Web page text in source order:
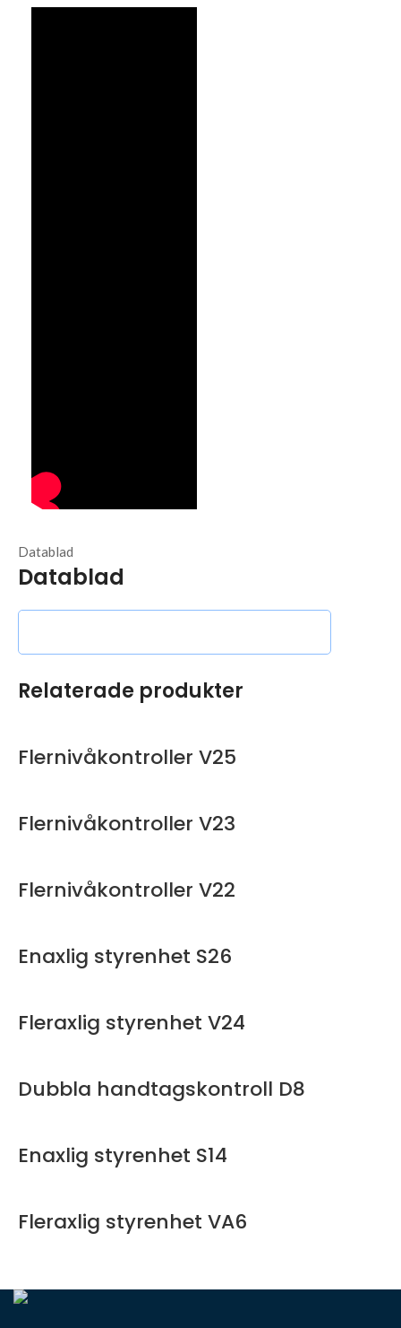
Datablad
Datablad
Relaterade produkter
Flernivåkontroller V25
Flernivåkontroller V23
Flernivåkontroller V22
Enaxlig styrenhet S26
Fleraxlig styrenhet V24
Dubbla handtagskontroll D8
Enaxlig styrenhet S14
Fleraxlig styrenhet VA6